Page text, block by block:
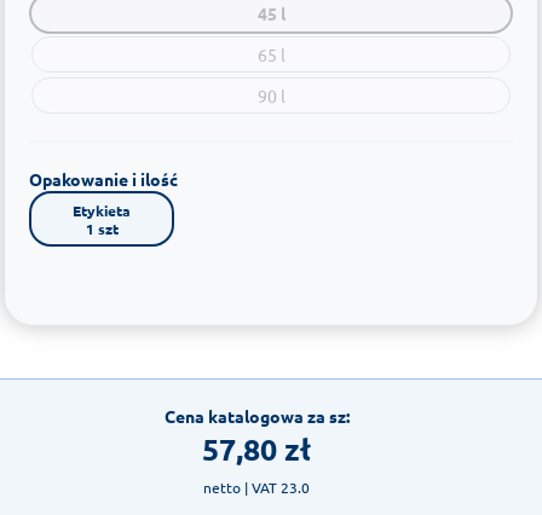
45 l
65 l
90 l
Opakowanie i ilość
Etykieta
1 szt
Cena katalogowa za sz:
57,80zł
netto | VAT 23.0